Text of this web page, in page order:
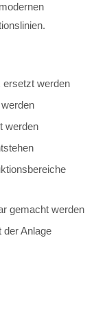
ersetzt werden
werden
gemacht werden
der Anlage